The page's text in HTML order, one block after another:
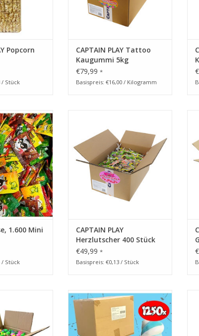
Popcorn
/ Stück
CAPTAIN PLAY Tattoo
Kaugummi 5kg
€79,99 *
Basispreis: €16,00 / Kilogramm
1.600 Mini
Karneval,
Großpackung
HINZUFÜGEN
1.600 Mini
/ Stück
ZUM WARENKORB HINZUFÜGEN
CAPTAIN PLAY
Herzlutscher 400 Stück
€49,99 *
Basispreis: €0,13 / Stück
6kg
Wurfmaterial Karneval
Marshmallows, 1.250 Stück blau
in Einzelverpackung, CAPTAIN
PLAY 5 kg Süßigkeiten